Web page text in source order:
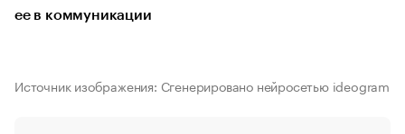
ее в коммуникации
Источник изображения: Сгенерировано нейросетью ideogram